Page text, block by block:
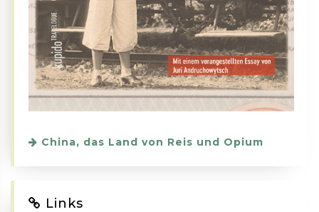
China, das Land von Reis und Opium
Links